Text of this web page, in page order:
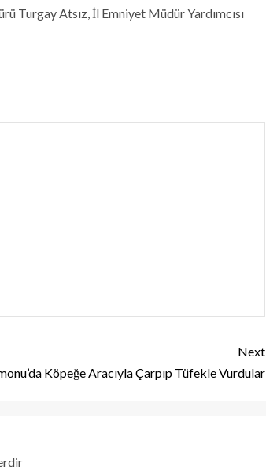
Turgay Atsız, İl Emniyet Müdür Yardımcısı
Next
Köpeğe Aracıyla Çarpıp Tüfekle Vurdular